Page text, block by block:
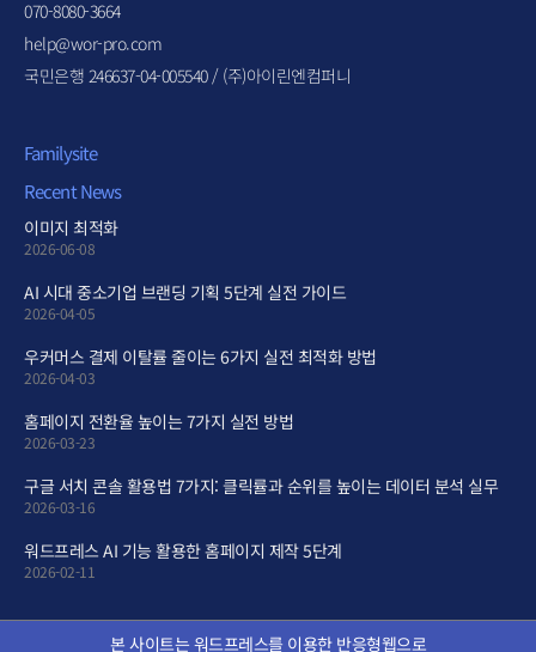
070-8080-3664
help@wor-pro.com
국민은행 246637-04-005540 / (주)아이린엔컴퍼니
Familysite
Recent News
이미지 최적화
2026-06-08
AI 시대 중소기업 브랜딩 기획 5단계 실전 가이드
2026-04-05
우커머스 결제 이탈률 줄이는 6가지 실전 최적화 방법
2026-04-03
홈페이지 전환율 높이는 7가지 실전 방법
2026-03-23
구글 서치 콘솔 활용법 7가지: 클릭률과 순위를 높이는 데이터 분석 실무
2026-03-16
워드프레스 AI 기능 활용한 홈페이지 제작 5단계
2026-02-11
본 사이트는 워드프레스를 이용한 반응형웹으로